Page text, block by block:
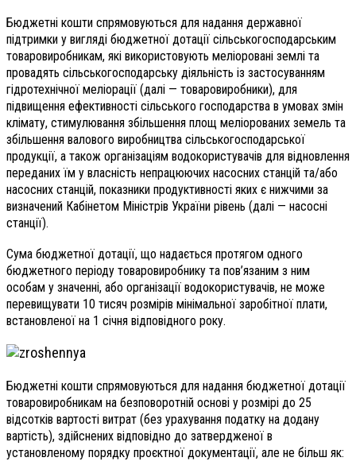
Бюджетні кошти спрямовуються для надання державної
підтримки у вигляді бюджетної дотації сільськогосподарським
товаровиробникам, які використовують меліоровані землі та
провадять сільськогосподарську діяльність із застосуванням
гідротехнічної меліорації (далі — товаровиробники), для
підвищення ефективності сільського господарства в умовах змін
клімату, стимулювання збільшення площ меліорованих земель та
збільшення валового виробництва сільськогосподарської
продукції, а також організаціям водокористувачів для відновлення
переданих їм у власність непрацюючих насосних станцій та/або
насосних станцій, показники продуктивності яких є нижчими за
визначений Кабінетом Міністрів України рівень (далі — насосні
станції).
Сума бюджетної дотації, що надається протягом одного
бюджетного періоду товаровиробнику та пов’язаним з ним
особам у значенні, або організації водокористувачів, не може
перевищувати 10 тисяч розмірів мінімальної заробітної плати,
встановленої на 1 січня відповідного року.
Бюджетні кошти спрямовуються для надання бюджетної дотації
товаровиробникам на безповоротній основі у розмірі до 25
відсотків вартості витрат (без урахування податку на додану
вартість), здійснених відповідно до затвердженої в
установленому порядку проєктної документації, але не більш як: